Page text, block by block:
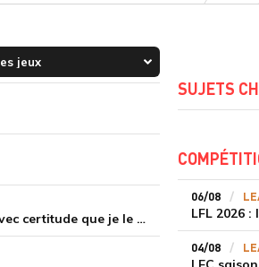
Keria : « À l'époque, je voulais devenir le GOAT des supports, mais aujourd'hui, je peux dire avec certitude que je le suis devenu »
SUJETS
06/08
LFL 2026 :
04/08